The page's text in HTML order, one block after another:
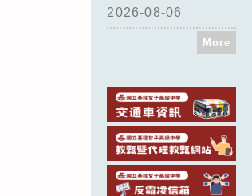
2026-08-06
More